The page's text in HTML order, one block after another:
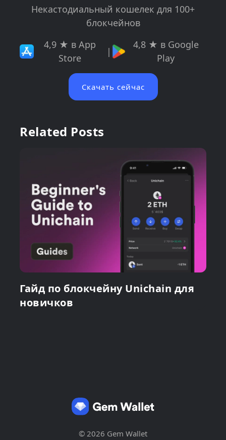
Некастодиальный кошелек для 100+
блокчейнов
4,9 ★ в App
Store
|
4,8 ★ в Google
Play
Скачать сейчас
Related Posts
Гайд по блокчейну Unichain для
новичков
© 2026 Gem Wallet